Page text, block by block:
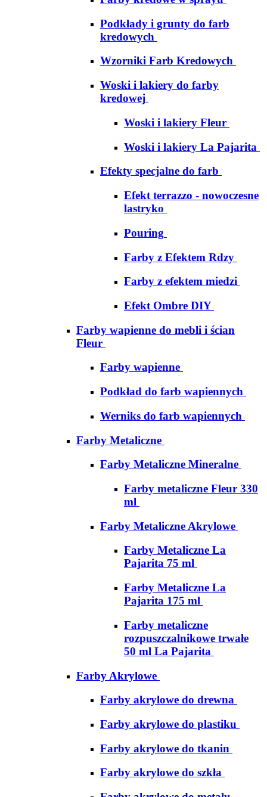
Podkłady i grunty do farb
kredowych
Wzorniki Farb Kredowych
Woski i lakiery do farby
kredowej
Woski i lakiery Fleur
Woski i lakiery La Pajarita
Efekty specjalne do farb
Efekt terrazzo - nowoczesne
lastryko
Pouring
Farby z Efektem Rdzy
Farby z efektem miedzi
Efekt Ombre DIY
Farby wapienne do mebli i ścian
Fleur
Farby wapienne
Podkład do farb wapiennych
Werniks do farb wapiennych
Farby Metaliczne
Farby Metaliczne Mineralne
Farby metaliczne Fleur 330
ml
Farby Metaliczne Akrylowe
Farby Metaliczne La
Pajarita 75 ml
Farby Metaliczne La
Pajarita 175 ml
Farby metaliczne
rozpuszczalnikowe trwałe
50 ml La Pajarita
Farby Akrylowe
Farby akrylowe do drewna
Farby akrylowe do plastiku
Farby akrylowe do tkanin
Farby akrylowe do szkła